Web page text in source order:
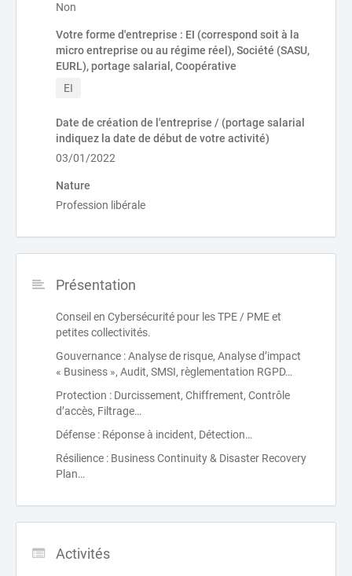
Non
Votre forme d'entreprise : EI (correspond soit à la
micro entreprise ou au régime réel), Société (SASU,
EURL), portage salarial, Coopérative
EI
Date de création de l'entreprise / (portage salarial
indiquez la date de début de votre activité)
03/01/2022
Nature
Profession libérale
Présentation
Conseil en Cybersécurité pour les TPE / PME et
petites collectivités.
Gouvernance : Analyse de risque, Analyse d’impact
« Business », Audit, SMSI, règlementation RGPD…
Protection : Durcissement, Chiffrement, Contrôle
d’accès, Filtrage…
Défense : Réponse à incident, Détection…
Résilience : Business Continuity & Disaster Recovery
Plan…
Activités